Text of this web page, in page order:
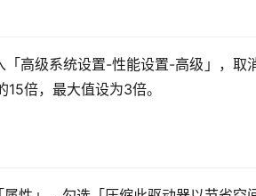
高级系统设置-性能设置-高级」，取
倍，最大值设为3倍。